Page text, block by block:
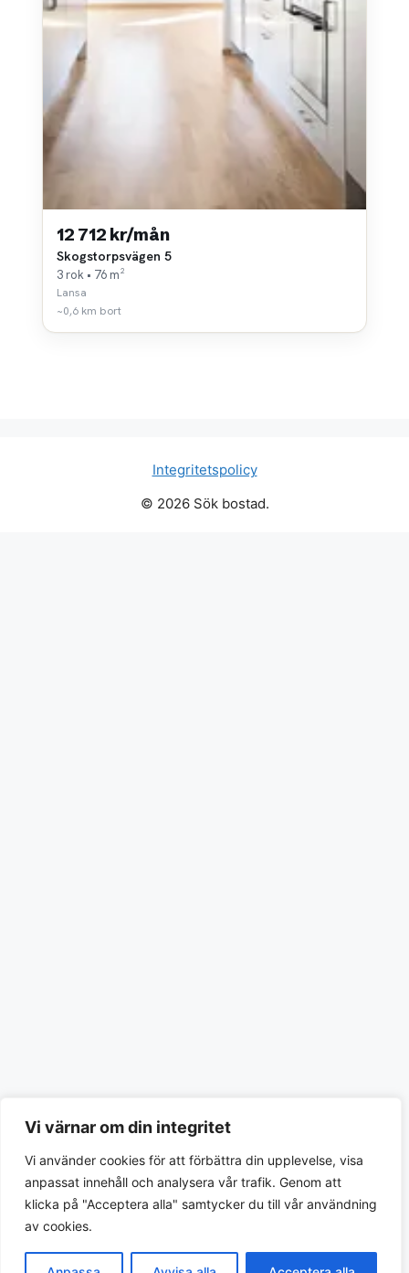
Vi värnar om din integritet
Vi använder cookies för att förbättra din upplevelse, visa
anpassat innehåll och analysera vår trafik. Genom att
klicka på "Acceptera alla" samtycker du till vår användning
av cookies.
12 712 kr/mån
Skogstorpsvägen 5
3 rok • 76 m²
Lansa
~0,6 km bort
Integritetspolicy
© 2026 Sök bostad.